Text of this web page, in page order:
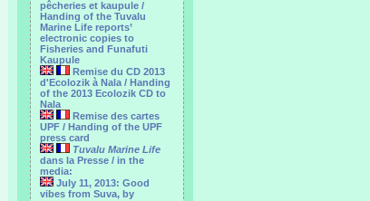
pêcheries et kaupule /
Handing of the Tuvalu
Marine Life reports’
electronic copies to
Fisheries and Funafuti
Kaupule
Remise du CD 2013
d'Ecolozik à Nala / Handing
of the 2013 Ecolozik CD to
Nala
Remise des cartes
UPF / Handing of the UPF
press card
Tuvalu Marine Life
dans la Presse / in the
media:
July 11, 2013: Good
vibes from Suva, by